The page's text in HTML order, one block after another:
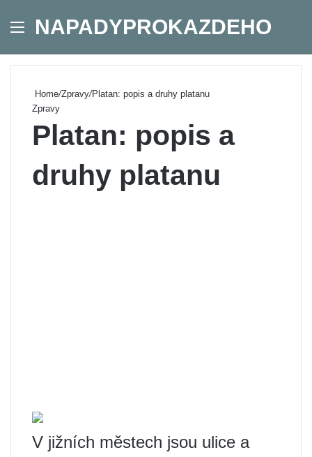
Menu
NAPADYPROKAZDEHO
Home/Zpravy/Platan: popis a druhy platanu
Zpravy
Platan: popis a
druhy platanu
V jižních městech jsou ulice a